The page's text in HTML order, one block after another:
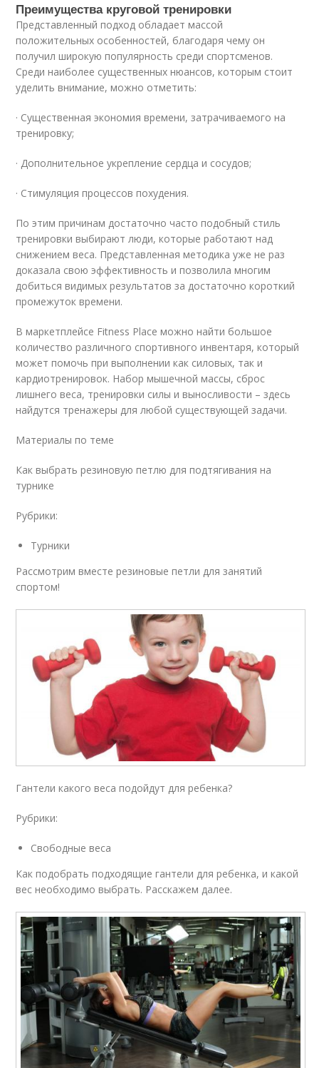
Преимущества круговой тренировки
Представленный подход обладает массой
положительных особенностей, благодаря чему он
получил широкую популярность среди спортсменов.
Среди наиболее существенных нюансов, которым стоит
уделить внимание, можно отметить:
· Существенная экономия времени, затрачиваемого на
тренировку;
· Дополнительное укрепление сердца и сосудов;
· Стимуляция процессов похудения.
По этим причинам достаточно часто подобный стиль
тренировки выбирают люди, которые работают над
снижением веса. Представленная методика уже не раз
доказала свою эффективность и позволила многим
добиться видимых результатов за достаточно короткий
промежуток времени.
В маркетплейсе Fitness Place можно найти большое
количество различного спортивного инвентаря, который
может помочь при выполнении как силовых, так и
кардиотренировок. Набор мышечной массы, сброс
лишнего веса, тренировки силы и выносливости – здесь
найдутся тренажеры для любой существующей задачи.
Материалы по теме
Как выбрать резиновую петлю для подтягивания на
турнике
Рубрики:
Турники
Рассмотрим вместе резиновые петли для занятий
спортом!
Гантели какого веса подойдут для ребенка?
Рубрики:
Свободные веса
Как подобрать подходящие гантели для ребенка, и какой
вес необходимо выбрать. Расскажем далее.